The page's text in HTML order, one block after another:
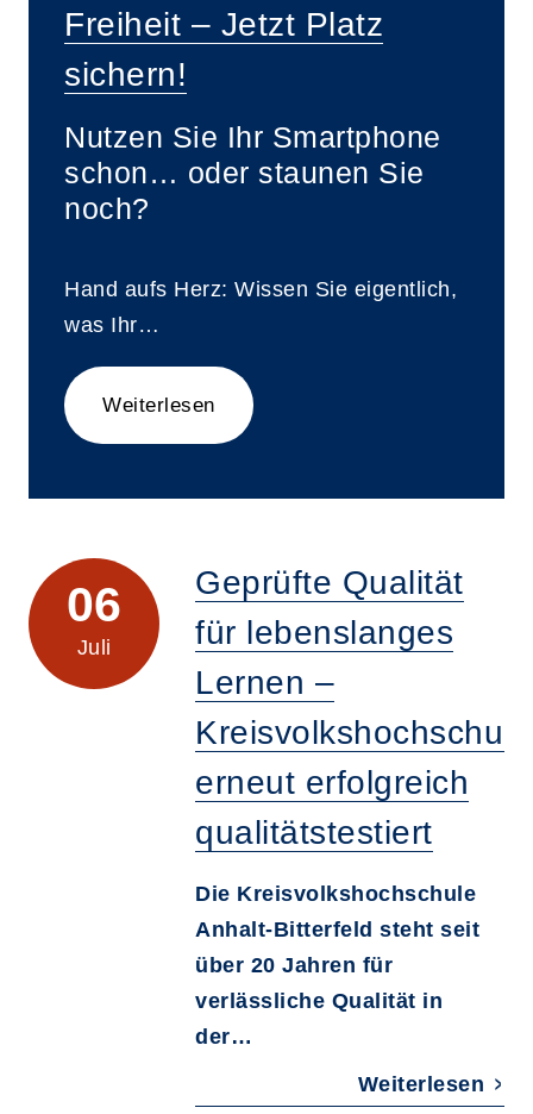
Freiheit – Jetzt Platz
sichern!
Nutzen Sie Ihr Smartphone
schon… oder staunen Sie
noch?
Hand aufs Herz: Wissen Sie eigentlich,
was Ihr…
Weiterlesen
06
Juli
Geprüfte Qualität
für lebenslanges
Lernen –
Kreisvolkshochschule
erneut erfolgreich
qualitätstestiert
Die Kreisvolkshochschule
Anhalt-Bitterfeld steht seit
über 20 Jahren für
verlässliche Qualität in
der…
Weiterlesen